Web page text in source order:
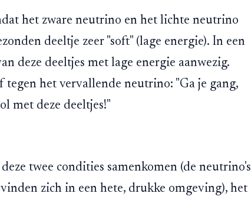
het zware neutrino en het lichte neutrino
deeltje zeer "soft" (lage energie). In een
deze deeltjes met lage energie aanwezig.
het vervallende neutrino: "Ga je gang,
met deze deeltjes!"
twee condities samenkomen (de neutrino's
zich in een hete, drukke omgeving), het